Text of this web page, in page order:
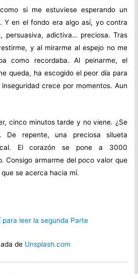
si me estuviese esperando un
Y en el fondo era algo así, yo contra
persuasiva, adictiva… preciosa. Tras
y al mirarme al espejo no me
como recordaba. Al peinarme, el
queda, ha escogido el peor día para
crece por momentos. Aun
cinco minutos tarde y no viene. ¿Se
De repente, una preciosa silueta
El corazón se pone a 3000
Consigo armarme del poco valor que
se acerca hacia mí.
para leer la segunda Parte
de Unsplash.com